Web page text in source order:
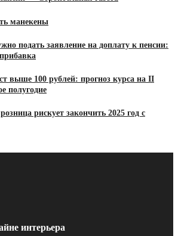
манекены
подать заявление на доплату к пенсии:
выше 100 рублей: прогноз курса на II
полугодие
рискует закончить 2025 год с
интерьера